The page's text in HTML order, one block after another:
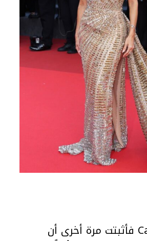
أما Carla Bruni فأثبتت مرة أخرى أن